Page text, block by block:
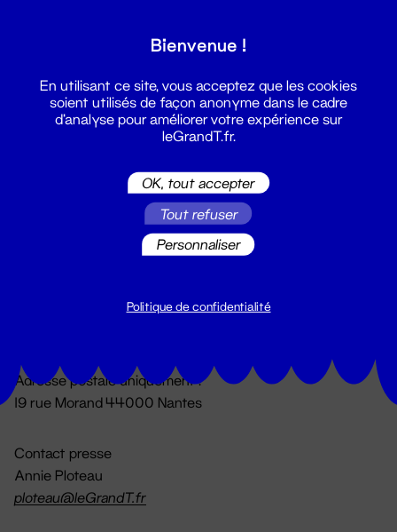
Du lundi au vendredi 14h → 18h
Adresse postale uniquement :
19 rue Morand 44000 Nantes
Contact presse
Annie Ploteau
ploteau@leGrandT.fr
Bienvenue !
En utilisant ce site, vous acceptez que les cookies
soient utilisés de façon anonyme dans le cadre
d'analyse pour améliorer votre expérience sur
leGrandT.fr.
OK, tout accepter
Tout refuser
Personnaliser
Politique de confidentialité